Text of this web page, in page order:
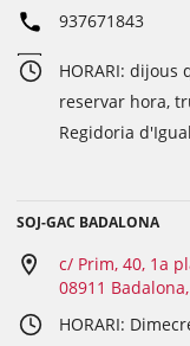
937671843
HORARI: dijous
reservar hora,
Regidoria
SOJ-GAC BADALONA
c/ Prim, 40, 1a
08911
HORARI: